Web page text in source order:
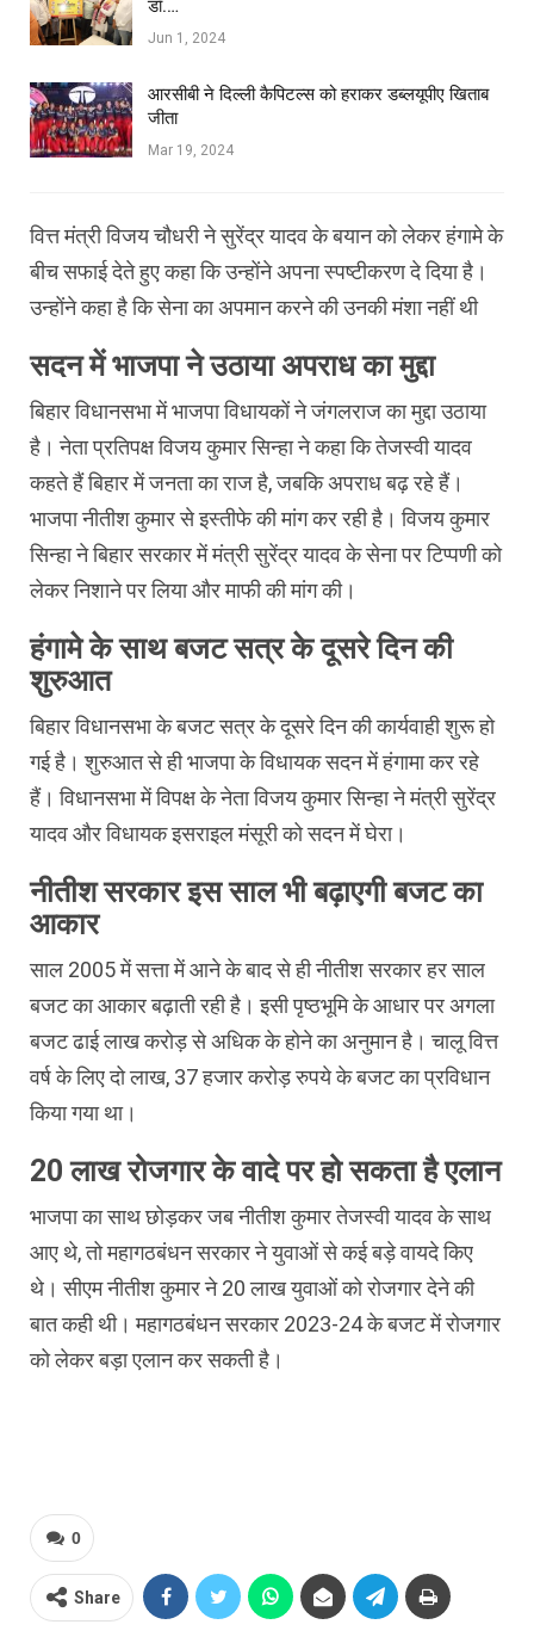
डॉ.…
Jun 1, 2024
आरसीबी ने दिल्ली कैपिटल्स को हराकर डब्लयूपीए खिताब
जीता
Mar 19, 2024
वित्त मंत्री विजय चौधरी ने सुरेंद्र यादव के बयान को लेकर हंगामे के
बीच सफाई देते हुए कहा कि उन्होंने अपना स्पष्टीकरण दे दिया है।
उन्होंने कहा है कि सेना का अपमान करने की उनकी मंशा नहीं थी
सदन में भाजपा ने उठाया अपराध का मुद्दा
बिहार विधानसभा में भाजपा विधायकों ने जंगलराज का मुद्दा उठाया
है। नेता प्रतिपक्ष विजय कुमार सिन्हा ने कहा कि तेजस्वी यादव
कहते हैं बिहार में जनता का राज है, जबकि अपराध बढ़ रहे हैं।
भाजपा नीतीश कुमार से इस्तीफे की मांग कर रही है। विजय कुमार
सिन्हा ने बिहार सरकार में मंत्री सुरेंद्र यादव के सेना पर टिप्पणी को
लेकर निशाने पर लिया और माफी की मांग की।
हंगामे के साथ बजट सत्र के दूसरे दिन की
शुरुआत
बिहार विधानसभा के बजट सत्र के दूसरे दिन की कार्यवाही शुरू हो
गई है। शुरुआत से ही भाजपा के विधायक सदन में हंगामा कर रहे
हैं। विधानसभा में विपक्ष के नेता विजय कुमार सिन्हा ने मंत्री सुरेंद्र
यादव और विधायक इसराइल मंसूरी को सदन में घेरा।
नीतीश सरकार इस साल भी बढ़ाएगी बजट का
आकार
साल 2005 में सत्ता में आने के बाद से ही नीतीश सरकार हर साल
बजट का आकार बढ़ाती रही है। इसी पृष्ठभूमि के आधार पर अगला
बजट ढाई लाख करोड़ से अधिक के होने का अनुमान है। चालू वित्त
वर्ष के लिए दो लाख, 37 हजार करोड़ रुपये के बजट का प्रविधान
किया गया था।
20 लाख रोजगार के वादे पर हो सकता है एलान
भाजपा का साथ छोड़कर जब नीतीश कुमार तेजस्वी यादव के साथ
आए थे, तो महागठबंधन सरकार ने युवाओं से कई बड़े वायदे किए
थे। सीएम नीतीश कुमार ने 20 लाख युवाओं को रोजगार देने की
बात कही थी। महागठबंधन सरकार 2023-24 के बजट में रोजगार
को लेकर बड़ा एलान कर सकती है।
0
Share